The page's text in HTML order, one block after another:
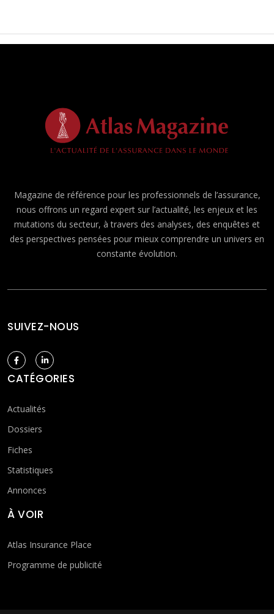
Magazine de référence pour les professionnels de l’assurance,
nous offrons un regard expert sur l’actualité, les enjeux et les
mutations du secteur, à travers des analyses, des enquêtes et
des perspectives pensées pour mieux comprendre un univers en
constante évolution.
SUIVEZ-NOUS
CATÉGORIES
Actualités
Dossiers
Fiches
Statistiques
Annonces
À VOIR
Atlas Insurance Place
Programme de publicité